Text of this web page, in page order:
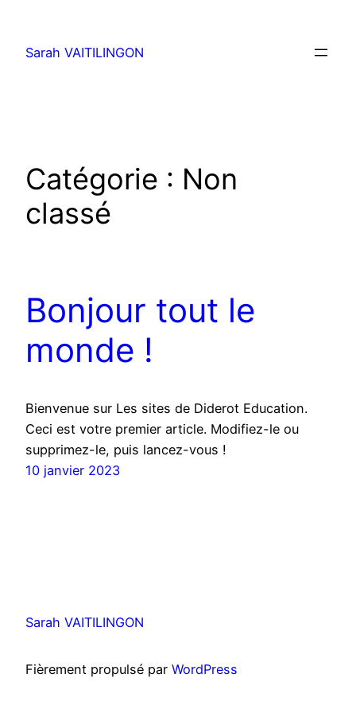
contenu
Sarah VAITILINGON
Catégorie : Non
classé
Bonjour tout le
monde !
Bienvenue sur Les sites de Diderot Education.
Ceci est votre premier article. Modifiez-le ou
supprimez-le, puis lancez-vous !
10 janvier 2023
Sarah VAITILINGON
Fièrement propulsé par WordPress